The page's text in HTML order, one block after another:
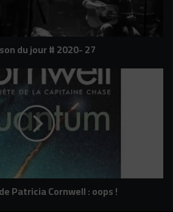
du jour # 2020- 27
Patricia Cornwell : oops !